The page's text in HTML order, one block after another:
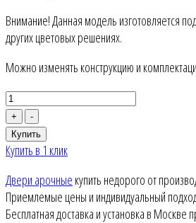
Внимание! Данная модель изготовляется
других цветовых решениях.
Можно изменять конструкцию и
+
-
Купить
Купить в 1 клик
Двери арочные купить недорого от
Приемлемые цены и индивидуальный
Бесплатная доставка и установка в Москве